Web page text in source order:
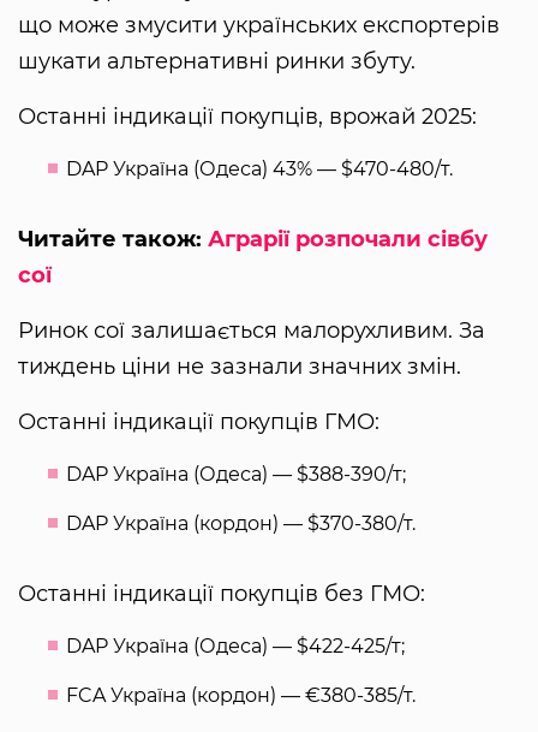
що може змусити українських експортерів
шукати альтернативні ринки збуту.
Останні індикації покупців, врожай 2025:
DAP Україна (Одеса) 43% — $470-480/т.
Читайте також: Аграрії розпочали сівбу
сої
Ринок сої залишається малорухливим. За
тиждень ціни не зазнали значних змін.
Останні індикації покупців ГМО:
DAP Україна (Одеса) — $388-390/т;
DAP Україна (кордон) — $370-380/т.
Останні індикації покупців без ГМО:
DAP Україна (Одеса) — $422-425/т;
FCA Україна (кордон) — €380-385/т.